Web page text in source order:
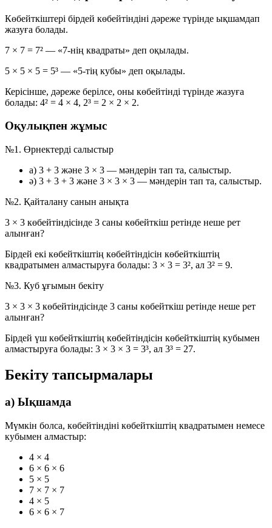
Көбейткіштері бірдей көбейтіндіні дәреже түрінде ықшамдап
жазуға болады.
7 × 7 = 7² — «7-нің квадраты» деп оқылады.
5 × 5 × 5 = 5³ — «5-тің кубы» деп оқылады.
Керісінше, дәреже берілсе, оны көбейтінді түрінде жазуға
болады: 4² = 4 × 4, 2³ = 2 × 2 × 2.
Оқулықпен жұмыс
№1. Өрнектерді салыстыр
а) 3 + 3 және 3 × 3 — мәндерін тап та, салыстыр.
ә) 3 + 3 + 3 және 3 × 3 × 3 — мәндерін тап та, салыстыр.
№2. Қайталану санын анықта
3 × 3 көбейтіндісінде 3 саны көбейткіш ретінде неше рет
алынған?
Бірдей екі көбейткіштің көбейтіндісін көбейткіштің
квадратымен алмастыруға болады: 3 × 3 = 3², ал 3² = 9.
№3. Куб ұғымын бекіту
3 × 3 × 3 көбейтіндісінде 3 саны көбейткіш ретінде неше рет
алынған?
Бірдей үш көбейткіштің көбейтіндісін көбейткіштің кубымен
алмастыруға болады: 3 × 3 × 3 = 3³, ал 3³ = 27.
Бекіту тапсырмалары
а) Ықшамда
Мүмкін болса, көбейтіндіні көбейткіштің квадратымен немесе
кубымен алмастыр:
4 × 4
6 × 6 × 6
5 × 5
7 × 7 × 7
4 × 5
6 × 6 × 7